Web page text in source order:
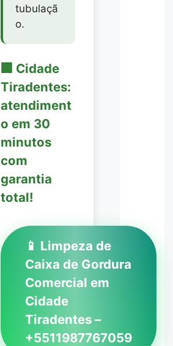
tubulaçã
o.
🏢 Cidade
Tiradentes:
atendiment
o em 30
minutos
com
garantia
total!
📱 Limpeza de
Caixa de Gordura
Comercial em
Cidade
Tiradentes –
+5511987767059